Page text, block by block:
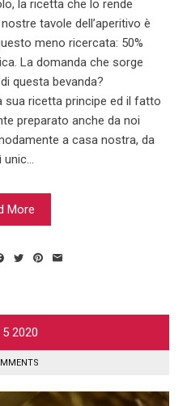
la ricetta che lo rende
tavole dell’aperitivo è
meno ricercata: 50%
La domanda che sorge
questa bevanda?
sua ricetta principe ed il fatto
preparato anche da noi
a casa nostra, da
More
5 2020